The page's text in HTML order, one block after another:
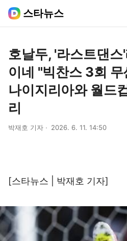
스타뉴스
호날두, '라스트댄
이네 "빅찬스 3회
나이지리아와 월드
리
박재호 기자 2026. 6. 11. 14:50
[스타뉴스 | 박재호 기자]